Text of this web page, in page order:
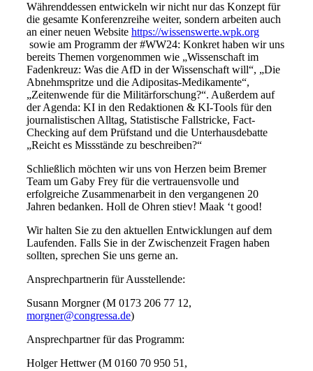
Währenddessen entwickeln wir nicht nur das Konzept für
die gesamte Konferenzreihe weiter, sondern arbeiten auch
an einer neuen Website https://wissenswerte.wpk.org
sowie am Programm der #WW24: Konkret haben wir uns
bereits Themen vorgenommen wie „Wissenschaft im
Fadenkreuz: Was die AfD in der Wissenschaft will“, „Die
Abnehmspritze und die Adipositas-Medikamente“,
„Zeitenwende für die Militärforschung?“. Außerdem auf
der Agenda: KI in den Redaktionen & KI-Tools für den
journalistischen Alltag, Statistische Fallstricke, Fact-
Checking auf dem Prüfstand und die Unterhausdebatte
„Reicht es Missstände zu beschreiben?“
Schließlich möchten wir uns von Herzen beim Bremer
Team um Gaby Frey für die vertrauensvolle und
erfolgreiche Zusammenarbeit in den vergangenen 20
Jahren bedanken. Holl de Ohren stiev! Maak ‘t good!
Wir halten Sie zu den aktuellen Entwicklungen auf dem
Laufenden. Falls Sie in der Zwischenzeit Fragen haben
sollten, sprechen Sie uns gerne an.
Ansprechpartnerin für Ausstellende:
Susann Morgner (M 0173 206 77 12,
morgner@congressa.de)
Ansprechpartner für das Programm:
Holger Hettwer (M 0160 70 950 51,